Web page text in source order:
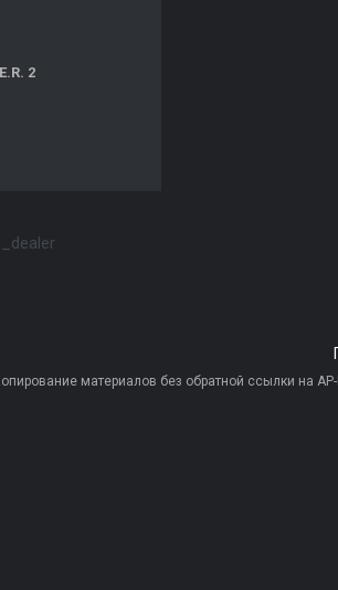
2
материалов без обратной ссылки на